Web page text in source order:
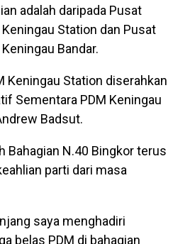
adalah daripada Pusat
Station dan Pusat
Bandar.
Keningau Station diserahkan
Sementara PDM Keningau
Badsut.
Bahagian N.40 Bingkor terus
parti dari masa
saya menghadiri
belas PDM di bahagian